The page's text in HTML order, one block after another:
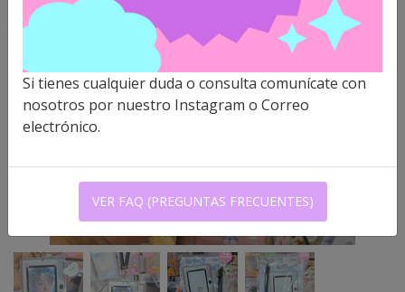
Si tienes cualquier duda o consulta comunícate con
nosotros por nuestro Instagram o Correo
electrónico.
VER FAQ (PREGUNTAS FRECUENTES)